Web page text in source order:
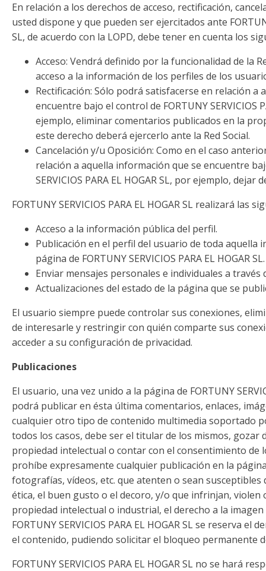
En relación a los derechos de acceso, rectificación,
usted dispone y que pueden ser ejercitados ante
SL, de acuerdo con la LOPD, debe tener en cuenta los
Acceso: Vendrá definido por la funcionalidad de la
acceso a la información de los perfiles de los
Rectificación: Sólo podrá satisfacerse en relación a
encuentre bajo el control de FORTUNY SERVICIOS
ejemplo, eliminar comentarios publicados en la
este derecho deberá ejercerlo ante la Red Social.
Cancelación y/u Oposición: Como en el caso
relación a aquella información que se encuentre
SERVICIOS PARA EL HOGAR SL, por ejemplo,
FORTUNY SERVICIOS PARA EL HOGAR SL realizará las
Acceso a la información pública del perfil.
Publicación en el perfil del usuario de toda aquella
página de FORTUNY SERVICIOS PARA EL HOGAR SL.
Enviar mensajes personales e individuales a través
Actualizaciones del estado de la página que se
El usuario siempre puede controlar sus conexiones,
de interesarle y restringir con quién comparte sus
acceder a su configuración de privacidad.
Publicaciones
El usuario, una vez unido a la página de FORTUNY
podrá publicar en ésta última comentarios, enlaces,
cualquier otro tipo de contenido multimedia soportado
todos los casos, debe ser el titular de los mismos, gozar
propiedad intelectual o contar con el consentimiento de
prohíbe expresamente cualquier publicación en la
fotografías, vídeos, etc. que atenten o sean
ética, el buen gusto o el decoro, y/o que infrinjan, violen
propiedad intelectual o industrial, el derecho a la imagen
FORTUNY SERVICIOS PARA EL HOGAR SL se reserva
el contenido, pudiendo solicitar el bloqueo permanente
FORTUNY SERVICIOS PARA EL HOGAR SL no se hará